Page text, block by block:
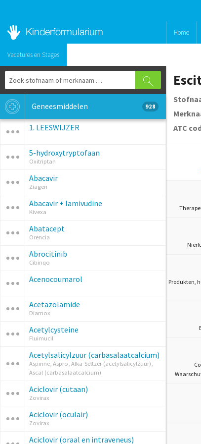
Home
Vacatures en Stages
Geneesmiddelen 928
1. LEESWIJZER
5-hydroxytryptofaan
Oxitriptan
Abacavir
Ziagen
Abacavir + lamivudine
Kivexa
Abatacept
Orencia
Abrocitinib
Cibinqo
Acenocoumarol
Acetazolamide
Diamox
Acetylcysteine
Fluimucil
Acetylsalicylzuur (carbasalaatcalcium)
Aspirine, Aspro, Alka-Seltzer (acetylsalicylzuur),
Ascal (carbasalaatcalcium)
Aciclovir (cutaan)
Zovirax
Aciclovir (oculair)
Zovirax
Aciclovir (oraal en intraveneus)
ATC
Produkten,